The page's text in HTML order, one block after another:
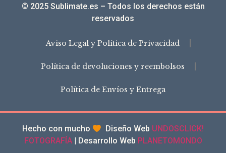
© 2025 Sublimate.es – Todos los derechos están
reservados
Aviso Legal y Política de Privacidad
Política de devoluciones y reembolsos
Política de Envíos y Entrega
Hecho con mucho Diseño Web UNDOSCLICK!
FOTOGRAFÍA| Desarrollo Web PLANETOMONDO